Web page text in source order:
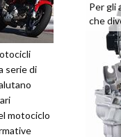
serie di
motociclo
Per gli
che